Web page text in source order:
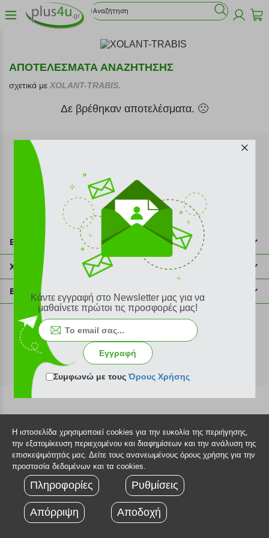
ΑΠΟΤΕΛΕΣΜΑΤΑ ΑΝΑΖΗΤΗΣΗΣ
σχετικά με XOLANT-TRABIS.
Δε βρέθηκαν αποτελέσματα. 🙁
Εγγραφή στο newsletter
Επικοινωνία
211 2000 700
info@plus4u.gr
Χρήσιμες πληροφορίες
Η εταιρία
Σημεία παραλαβής
Ευκαιρίες καριέρας
Όροι χρήσης
Sitemap
Βοήθεια
Εξέλιξη παραγγελίας
Τρόποι παραγγελίας
Τρόποι πληρωμής
Τρόποι αποστολής
Πολιτική επιστροφών
Τεχνική υποστήριξη
©2026 Plus4u.gr
Κάντε εγγραφή στο Newsletter μας για να
μαθαίνετε πρώτοι τις προσφορές μας!
Εγγραφή
Συμφωνώ με τουςΌρους Χρήσης
Η ιστοσελίδα χρησιμοποιεί cookies για την ευκολία της περιήγησης,
την εξατομίκευση περιεχομένου και διαφημίσεων και την ανάλυση της
επισκεψιμότητάς μας. Δείτε τους ανανεωμένους όρους χρήσης για την
προστασία δεδομένων και τα cookies.
Πληροφορίες Ρυθμίσεις
Απόρριψη Αποδοχή